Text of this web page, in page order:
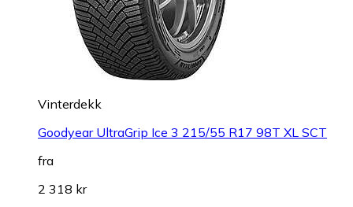
Vinterdekk
Goodyear UltraGrip Ice 3 215/55 R17 98T XL SCT
fra
2 318 kr